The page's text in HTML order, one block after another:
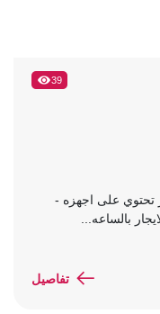
39
تحتوي على اجهزه -
بالساعه...
تفاصيل